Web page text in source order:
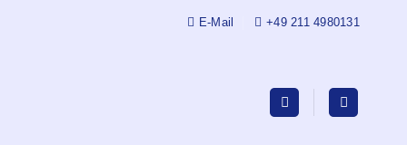
E-Mail +49 211 4980131